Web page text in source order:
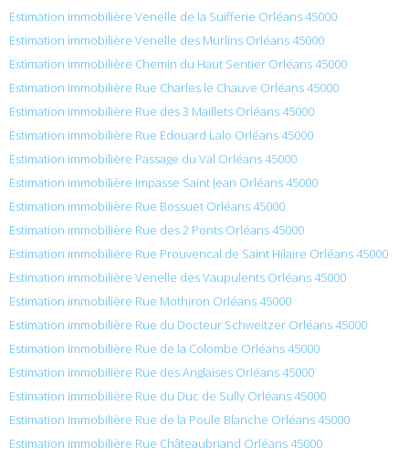
Estimation immobilière Venelle de la Suifferie Orléans 45000
Estimation immobilière Venelle des Murlins Orléans 45000
Estimation immobilière Chemin du Haut Sentier Orléans 45000
Estimation immobilière Rue Charles le Chauve Orléans 45000
Estimation immobilière Rue des 3 Maillets Orléans 45000
Estimation immobilière Rue Édouard Lalo Orléans 45000
Estimation immobilière Passage du Val Orléans 45000
Estimation immobilière Impasse Saint Jean Orléans 45000
Estimation immobilière Rue Bossuet Orléans 45000
Estimation immobilière Rue des 2 Ponts Orléans 45000
Estimation immobilière Rue Prouvencal de Saint Hilaire Orléans 45000
Estimation immobilière Venelle des Vaupulents Orléans 45000
Estimation immobilière Rue Mothiron Orléans 45000
Estimation immobilière Rue du Docteur Schweitzer Orléans 45000
Estimation immobilière Rue de la Colombe Orléans 45000
Estimation immobilière Rue des Anglaises Orléans 45000
Estimation immobilière Rue du Duc de Sully Orléans 45000
Estimation immobilière Rue de la Poule Blanche Orléans 45000
Estimation immobilière Rue Châteaubriand Orléans 45000